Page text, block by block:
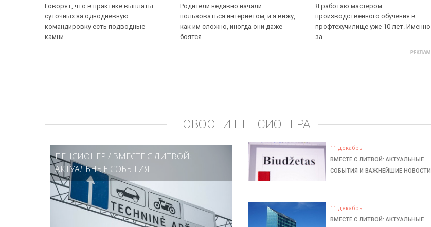
Говорят, что в практике выплаты
суточных за однодневную
командировку есть подводные
камни....
Родители недавно начали
пользоваться интернетом, и я вижу,
как им сложно, иногда они даже
боятся...
Я работаю мастером
производственного обучения в
профтехучилище уже 10 лет. Именно
за...
НОВОСТИ ПЕНСИОНЕРА
ПЕНСИОНЕР / ВМЕСТЕ С ЛИТВОЙ:
АКТУАЛЬНЫЕ СОБЫТИЯ
11 декабрь
ВМЕСТЕ С ЛИТВОЙ: АКТУАЛЬНЫЕ
СОБЫТИЯ И ВАЖНЕЙШИЕ НОВОСТИ
11 декабрь
ВМЕСТЕ С ЛИТВОЙ: АКТУАЛЬНЫЕ